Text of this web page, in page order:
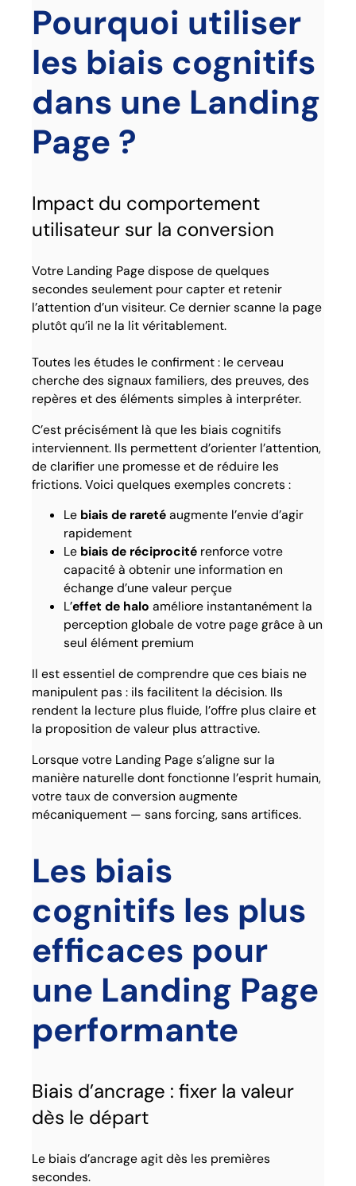
Pourquoi utiliser
les biais cognitifs
dans une Landing
Page ?
Impact du comportement
utilisateur sur la conversion
Votre Landing Page dispose de quelques
secondes seulement pour capter et retenir
l’attention d’un visiteur. Ce dernier scanne la page
plutôt qu’il ne la lit véritablement.
Toutes les études le confirment : le cerveau
cherche des signaux familiers, des preuves, des
repères et des éléments simples à interpréter.
C’est précisément là que les biais cognitifs
interviennent. Ils permettent d’orienter l’attention,
de clarifier une promesse et de réduire les
frictions. Voici quelques exemples concrets :
Le biais de raretéaugmente l’envie d’agir
rapidement
Le biais de réciprocité renforce votre
capacité à obtenir une information en
échange d’une valeur perçue
L’effet de halo améliore instantanément la
perception globale de votre page grâce à un
seul élément premium
Il est essentiel de comprendre que ces biais ne
manipulent pas : ils facilitent la décision. Ils
rendent la lecture plus fluide, l’offre plus claire et
la proposition de valeur plus attractive.
Lorsque votre Landing Page s’aligne sur la
manière naturelle dont fonctionne l’esprit humain,
votre taux de conversion augmente
mécaniquement — sans forcing, sans artifices.
Les biais
cognitifs les plus
efficaces pour
une Landing Page
performante
Biais d’ancrage : fixer la valeur
dès le départ
Le biais d’ancrage agit dès les premières
secondes.